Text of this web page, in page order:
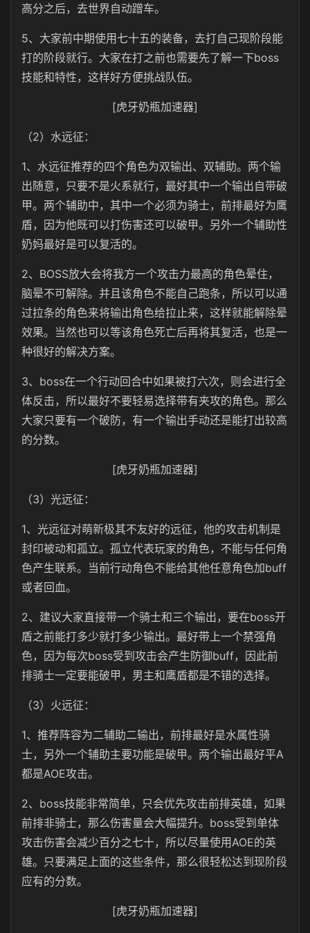
高分之后，去世界自动蹭车。
5、大家前中期使用七十五的装备，去打自己现阶段能
打的阶段就行。大家在打之前也需要先了解一下boss
技能和特性，这样好方便挑战队伍。
[虎牙奶瓶加速器]
（2）水远征：
1、水远征推荐的四个角色为双输出、双辅助。两个输
出随意，只要不是火系就行，最好其中一个输出自带破
甲。两个辅助中，其中一个必须为骑士，前排最好为鹰
盾，因为他既可以打伤害还可以破甲。另外一个辅助性
奶妈最好是可以复活的。
2、BOSS放大会将我方一个攻击力最高的角色晕住，
脑晕不可解除。并且该角色不能自己跑条，所以可以通
过拉条的角色来将输出角色给拉止来，这样就能解除晕
效果。当然也可以等该角色死亡后再将其复活，也是一
种很好的解决方案。
3、boss在一个行动回合中如果被打六次，则会进行全
体反击，所以最好不要轻易选择带有夹攻的角色。那么
大家只要有一个破防，有一个输出手动还是能打出较高
的分数。
[虎牙奶瓶加速器]
（3）光远征：
1、光远征对萌新极其不友好的远征，他的攻击机制是
封印被动和孤立。孤立代表玩家的角色，不能与任何角
色产生联系。当前行动角色不能给其他任意角色加buff
或者回血。
2、建议大家直接带一个骑士和三个输出，要在boss开
盾之前能打多少就打多少输出。最好带上一个禁强角
色，因为每次boss受到攻击会产生防御buff，因此前
排骑士一定要能破甲，男主和鹰盾都是不错的选择。
（3）火远征：
1、推荐阵容为二辅助二输出，前排最好是水属性骑
士，另外一个辅助主要功能是破甲。两个输出最好平A
都是AOE攻击。
2、boss技能非常简单，只会优先攻击前排英雄，如果
前排非骑士，那么伤害量会大幅提升。boss受到单体
攻击伤害会减少百分之七十，所以尽量使用AOE的英
雄。只要满足上面的这些条件，那么很轻松达到现阶段
应有的分数。
[虎牙奶瓶加速器]